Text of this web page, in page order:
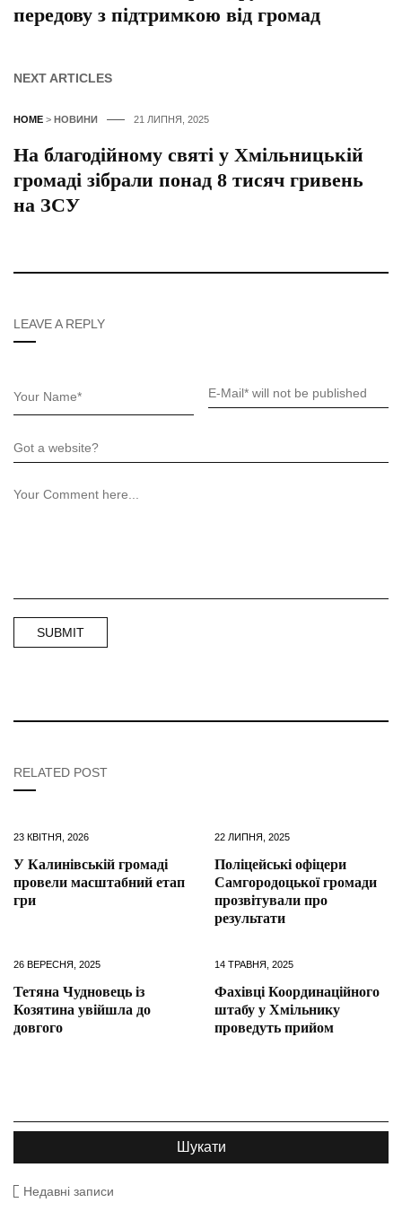
передову з підтримкою від громад
NEXT ARTICLES
HOME > НОВИНИ 21 ЛИПНЯ, 2025
На благодійному святі у Хмільницькій
громаді зібрали понад 8 тисяч гривень
на ЗСУ
LEAVE A REPLY
RELATED POST
23 КВІТНЯ, 2026
У Калинівській громаді
провели масштабний етап
гри
22 ЛИПНЯ, 2025
Поліцейські офіцери
Самгородоцької громади
прозвітували про
результати
26 ВЕРЕСНЯ, 2025
Тетяна Чудновець із
Козятина увійшла до
довгого
14 ТРАВНЯ, 2025
Фахівці Координаційного
штабу у Хмільнику
проведуть прийом
Недавні записи